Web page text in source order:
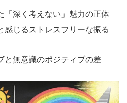
「深く考えない」魅力の正体
感じるストレスフリーな振る
と無意識のポジティブの差